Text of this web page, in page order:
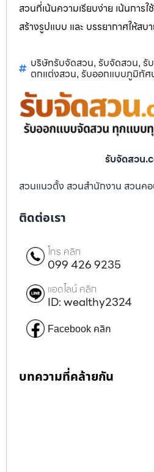
สวนที่เน้นความเรียบง่าย เน้นการใ
สร้างรูปแบบ และ บรรยากาศให้สบ
บริษัทรับจัดสวน, รับจัดสวน, รั
ตกแต่งสวน, รับออกแบบภูมิทัศ
รับจัดสวน
สวนแนวตั้ง สวนสำนักงาน สวนค
ติดต่อเรา
โทร คลิก
099 426 9235
แอดไลน์ คลิก
ID: wealthy2324
Facebook คลิก
บทความที่คล้ายกัน